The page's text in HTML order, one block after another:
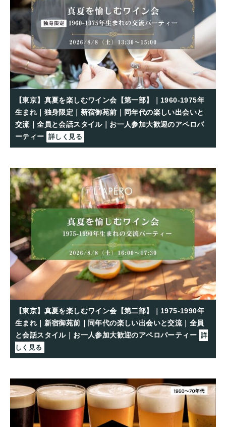
【東京】真夏を楽しむワイン会【第一部】｜1960-1975年
生まれ｜独身限定｜新宿御苑前｜同年代の楽しい出会いと
交流｜全員と会話スタイル｜お一人参加大歓迎のアペロパ
ーティー 詳しく見る
【東京】真夏を楽しむワイン会【第二部】｜1975-1990年
生まれ｜新宿御苑前｜同年代の楽しい出会いと交流｜全員
と会話スタイル｜お一人参加大歓迎のアペロパーティー 詳
しく見る